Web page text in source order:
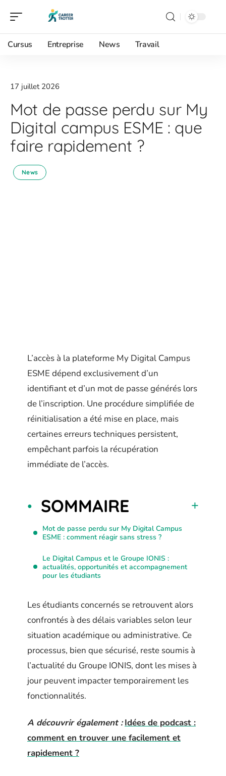
Cursus Entreprise News Travail
17 juillet 2026
Mot de passe perdu sur My
Digital campus ESME : que
faire rapidement ?
News
L’accès à la plateforme My Digital Campus
ESME dépend exclusivement d’un
identifiant et d’un mot de passe générés lors
de l’inscription. Une procédure simplifiée de
réinitialisation a été mise en place, mais
certaines erreurs techniques persistent,
empêchant parfois la récupération
immédiate de l’accès.
SOMMAIRE
Mot de passe perdu sur My Digital Campus
ESME : comment réagir sans stress ?
Le Digital Campus et le Groupe IONIS :
actualités, opportunités et accompagnement
pour les étudiants
Les étudiants concernés se retrouvent alors
confrontés à des délais variables selon leur
situation académique ou administrative. Ce
processus, bien que sécurisé, reste soumis à
l’actualité du Groupe IONIS, dont les mises à
jour peuvent impacter temporairement les
fonctionnalités.
A découvrir également : Idées de podcast :
comment en trouver une facilement et
rapidement ?